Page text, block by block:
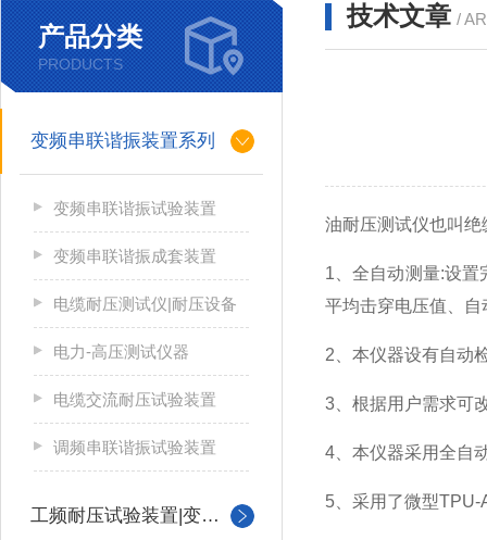
产品分类
PRODUCTS
变频串联谐振装置系列
变频串联谐振试验装置
变频串联谐振成套装置
电缆耐压测试仪|耐压设备
电力-高压测试仪器
电缆交流耐压试验装置
调频串联谐振试验装置
工频耐压试验装置|变压器
技术文章 /
油耐压测试仪也叫绝
1、全自动测量:设
平均击穿电压值、
2、本仪器设有自动
3、根据用户需求可
4、本仪器采用全自
5、采用了微型